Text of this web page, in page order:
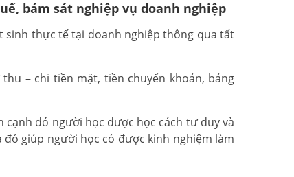
bám sát nghiệp vụ doanh nghiệp
thực tế tại doanh nghiệp thông qua tất
– chi tiền mặt, tiền chuyển khoản, bảng
đó người học được học cách tư duy và
giúp người học có được kinh nghiệm làm